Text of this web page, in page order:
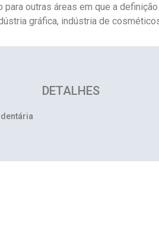
outras áreas em que a
gráfica, indústria de
DETALHES